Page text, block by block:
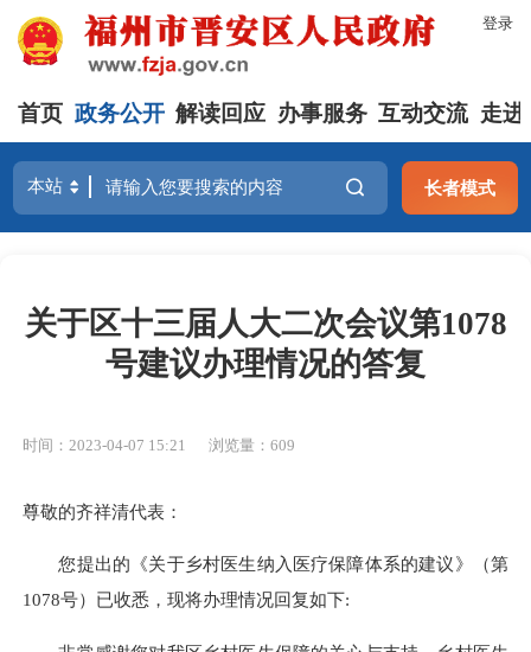
登录
首页 政务公开 解读回应 办事服务 互动交流 走进
长者模式
关于区十三届人大二次会议第1078
号建议办理情况的答复
时间：2023-04-07 15:21 浏览量：609
尊敬的齐祥清代表：
您提出的《关于乡村医生纳入医疗保障体系的建议》
（第
1078号） 已收悉，现将办理情况回复如下: